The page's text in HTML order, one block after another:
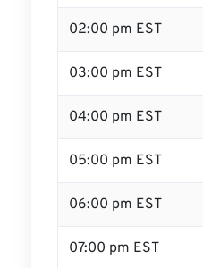
02:00 pm EST
03:00 pm EST
04:00 pm EST
05:00 pm EST
06:00 pm EST
07:00 pm EST